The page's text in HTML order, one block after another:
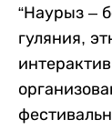
“Наурыз –
гуляния,